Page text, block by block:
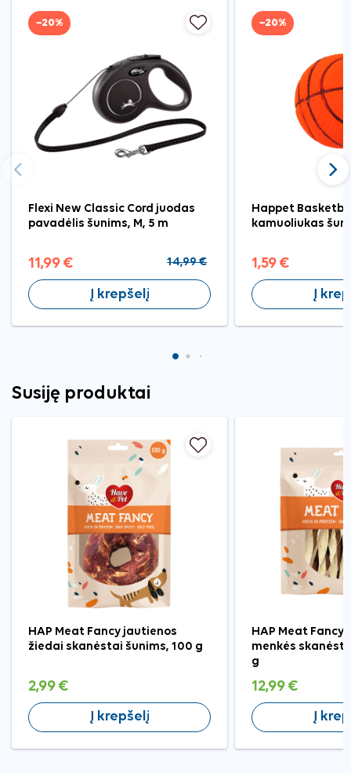
−20%
Flexi New Classic Cord juodas
pavadėlis šunims, M, 5 m
11,99 € 14,99 €
Į krepšelį
−20%
Happet
kamuoliukas
1,59 €
Į
Ankstesnis
Susiję produktai
HAP Meat Fancy jautienos
žiedai skanėstai šunims, 100 g
2,99 €
Į krepšelį
HAP Meat Fancy
menkės
g
12,99 €
Į